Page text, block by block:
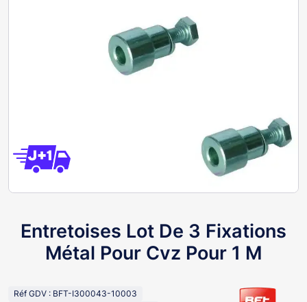
Entretoises Lot De 3 Fixations
Métal Pour Cvz Pour 1 M
Réf GDV : BFT-I300043-10003